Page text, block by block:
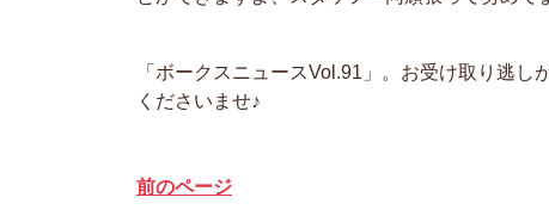
「ボークスニュースVol.91」。お受け取り逃
くださいませ♪
前のページ